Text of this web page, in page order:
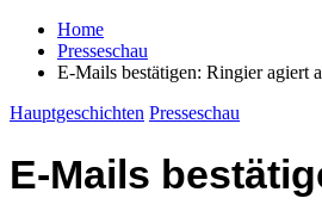
Home
Presseschau
E-Mails bestätigen: Ringier agiert
Hauptgeschichten Presseschau
E-Mails